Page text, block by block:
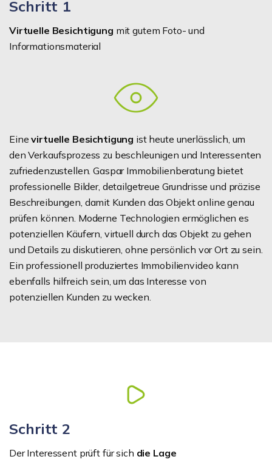
Schritt 1
Virtuelle Besichtigung mit gutem Foto- und
Informationsmaterial
Einevirtuelle Besichtigung ist heute unerlässlich, um
den Verkaufsprozess zu beschleunigen und Interessenten
zufriedenzustellen. Gaspar Immobilienberatung bietet
professionelle Bilder, detailgetreue Grundrisse und präzise
Beschreibungen, damit Kunden das Objekt online genau
prüfen können. Moderne Technologien ermöglichen es
potenziellen Käufern, virtuell durch das Objekt zu gehen
und Details zu diskutieren, ohne persönlich vor Ort zu sein.
Ein professionell produziertes Immobilienvideo kann
ebenfalls hilfreich sein, um das Interesse von
potenziellen Kunden zu wecken.
Schritt 2
Der Interessent prüft für sich die Lage